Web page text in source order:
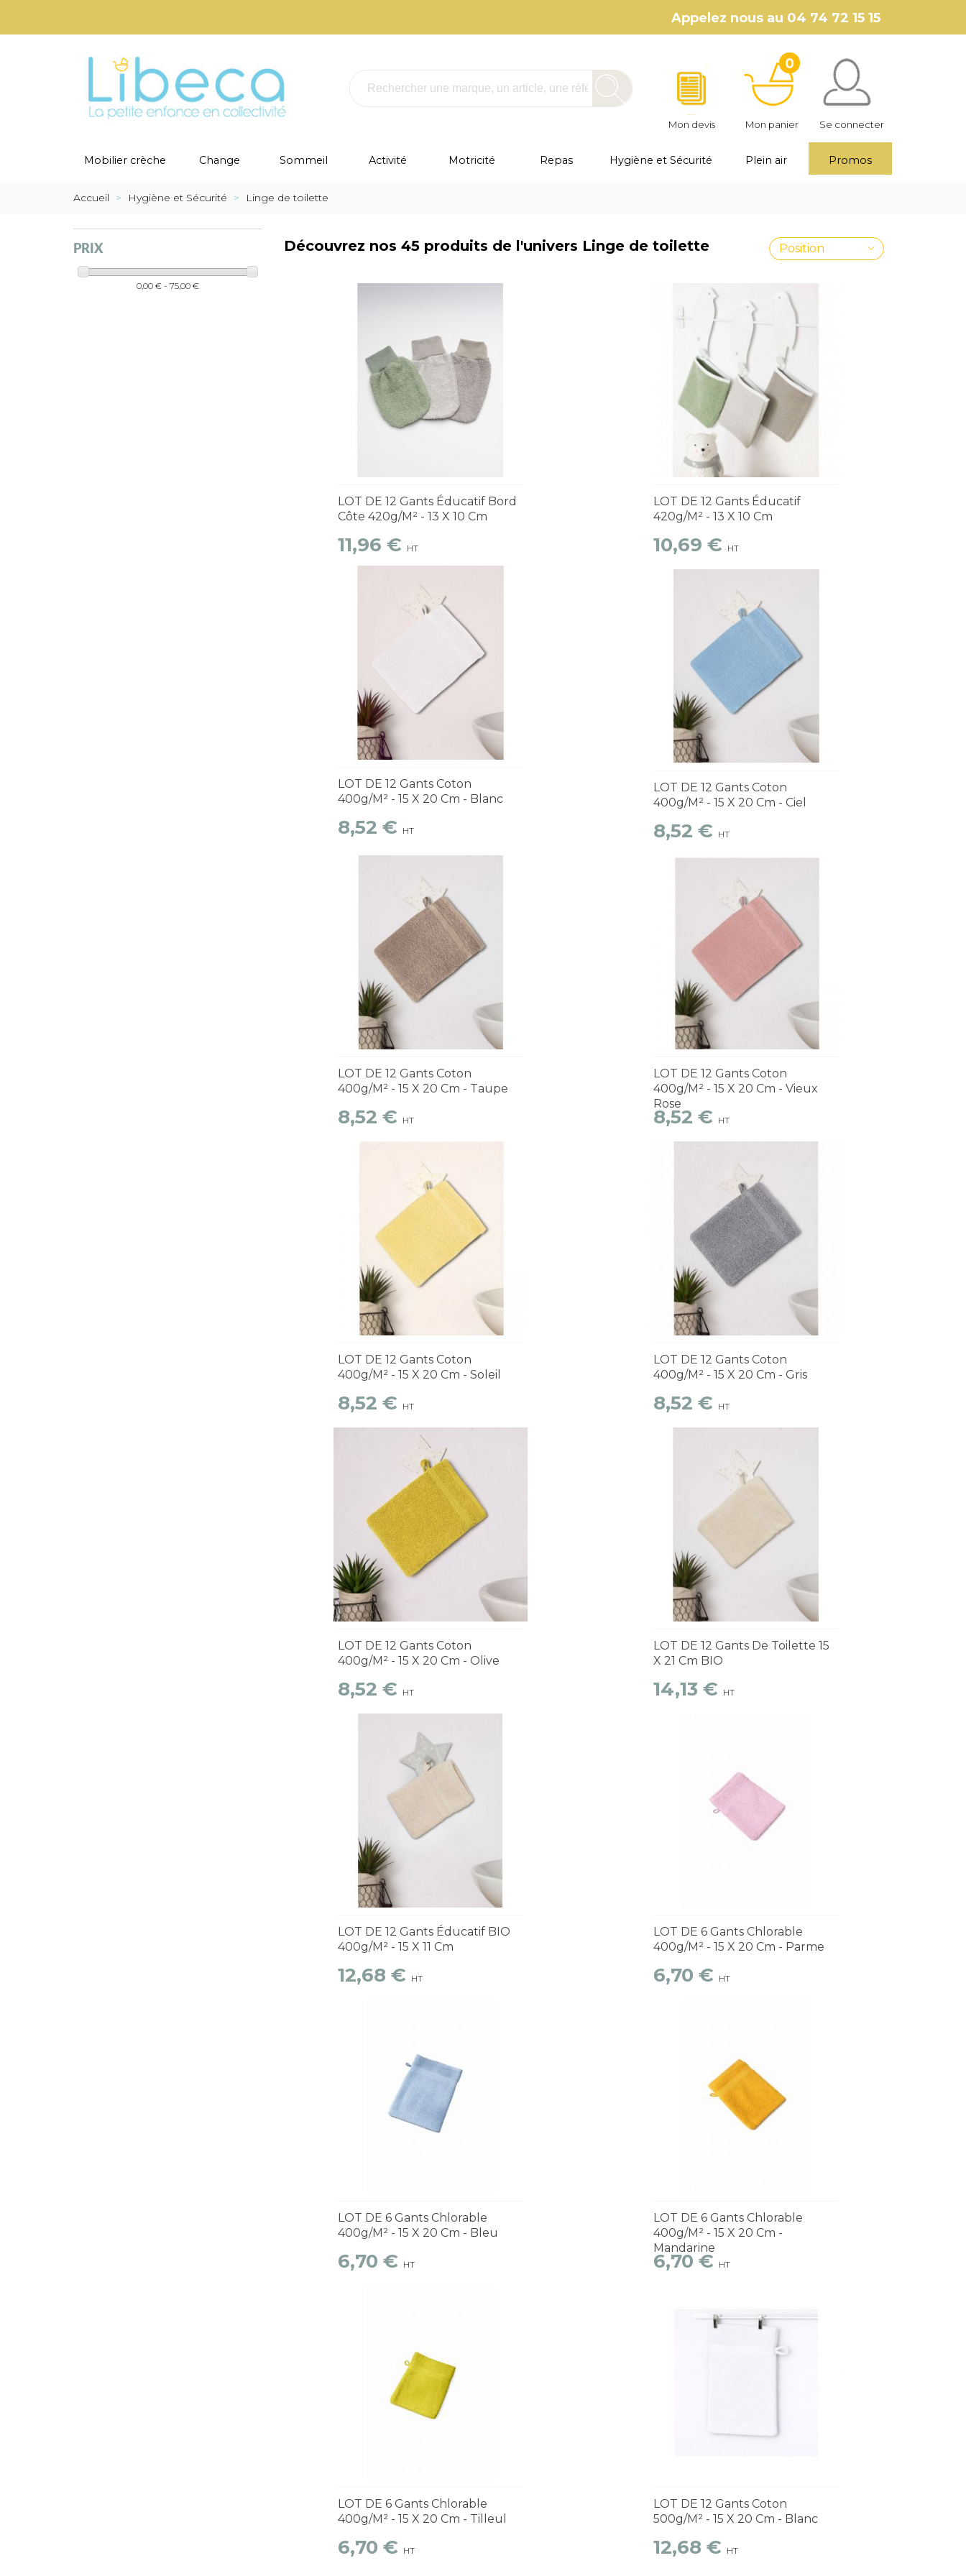
Appelez nous au 04 74 72 15 15
Mon devis
0
Mon panier Se connecter
Mobilier crèche Change Sommeil Activité Motricité Repas Hygiène et Sécurité Plein air Promos
Accueil > Hygiène et Sécurité > Linge de toilette
PRIX
0,00 € - 75,00 €
Découvrez nos 45 produits de l'univers Linge de toilette Position
1 à 2 semaines
LOT DE 12 Gants Éducatif Bord
Côte 420g/m² - 13 X 10 Cm
11,96 € HT
1 à 2 semaines
LOT DE 12 Gants Éducatif
420g/m² - 13 X 10 Cm
10,69 € HT
LOT DE 12 Gants Coton
400g/m² - 15 X 20 Cm - Blanc
8,52 € HT
LOT DE 12 Gants Coton
400g/m² - 15 X 20 Cm - Ciel
8,52 € HT
LOT DE 12 Gants Coton
400g/m² - 15 X 20 Cm - Taupe
8,52 € HT
LOT DE 12 Gants Coton
400g/m² - 15 X 20 Cm - Vieux
Rose
8,52 € HT
LOT DE 12 Gants Coton
400g/m² - 15 X 20 Cm - Soleil
8,52 € HT
LOT DE 12 Gants Coton
400g/m² - 15 X 20 Cm - Gris
8,52 € HT
LOT DE 12 Gants Coton
400g/m² - 15 X 20 Cm - Olive
8,52 € HT
LOT DE 12 Gants De Toilette 15
X 21 Cm BIO
14,13 € HT
1 à 2 semaines
LOT DE 12 Gants Éducatif BIO
400g/m² - 15 X 11 Cm
12,68 € HT
LOT DE 6 Gants Chlorable
400g/m² - 15 X 20 Cm - Parme
6,70 € HT
LOT DE 6 Gants Chlorable
400g/m² - 15 X 20 Cm - Bleu
6,70 € HT
LOT DE 6 Gants Chlorable
400g/m² - 15 X 20 Cm -
Mandarine
6,70 € HT
LOT DE 6 Gants Chlorable
400g/m² - 15 X 20 Cm - Tilleul
6,70 € HT
LOT DE 12 Gants Coton
500g/m² - 15 X 20 Cm - Blanc
12,68 € HT